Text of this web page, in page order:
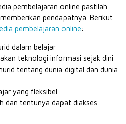
pembelajaran online pastilah
pendapatnya. Berikut
pembelajaran online:
dalam belajar
teknologi informasi sejak dini
tentang dunia digital dan dunia
yang fleksibel
dan tentunya dapat diakses